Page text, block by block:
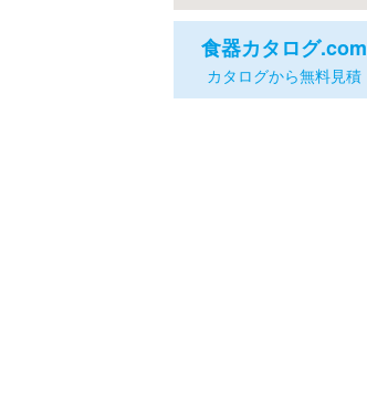
食器カタログ.com
カタログから無料見積